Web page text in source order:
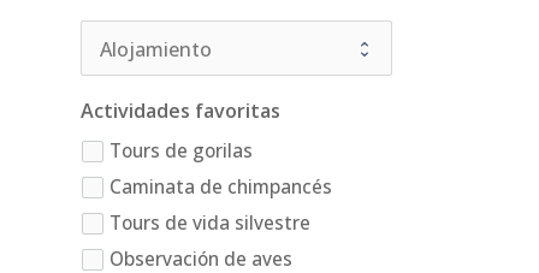
Actividades favoritas
Tours de gorilas
Caminata de chimpancés
Tours de vida silvestre
Observación de aves